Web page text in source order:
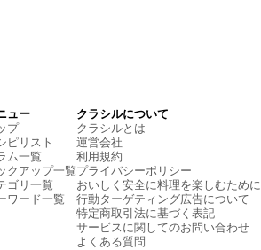
ュー
プ
ピリスト
ム一覧
クアップ一覧
ゴリ一覧
ワード一覧
クラシルについて
クラシルとは
運営会社
利用規約
プライバシーポリシー
おいしく安全に料理を楽しむために
行動ターゲティング広告について
特定商取引法に基づく表記
サービスに関してのお問い合わせ
よくある質問